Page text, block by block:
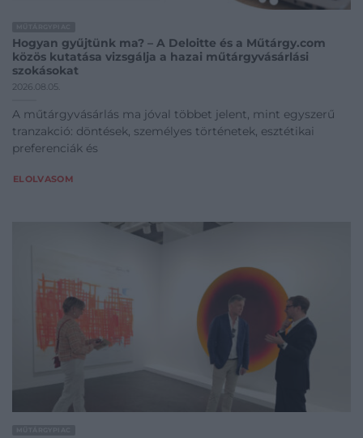
Hogyan gyűjtünk ma? – A Deloitte és a Műtárgy.com
közös kutatása vizsgálja a hazai műtárgyvásárlási
szokásokat
2026.08.05.
A műtárgyvásárlás ma jóval többet jelent, mint egyszerű
tranzakció: döntések, személyes történetek, esztétikai
preferenciák és
ELOLVASOM